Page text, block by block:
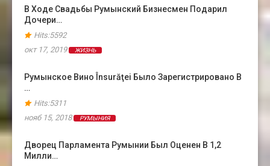
В Ходе Свадьбы Румынский Бизнесмен Подарил
Дочери…
Hits:5592
окт 17, 2019
ЖИЗНЬ
Румынское Вино Însurăţei Было Зарегистрировано В
…
Hits:5311
нояб 15, 2018
РУМЫНИЯ
Дворец Парламента Румынии Был Оценен В 1,2
Милли…